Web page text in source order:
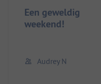
Een geweldig
weekend!
Audrey N